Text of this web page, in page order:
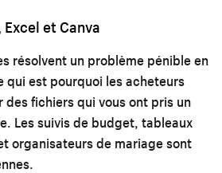
et Canva
résolvent un problème pénible en
qui est pourquoi les acheteurs
des fichiers qui vous ont pris un
Les suivis de budget, tableaux
organisateurs de mariage sont